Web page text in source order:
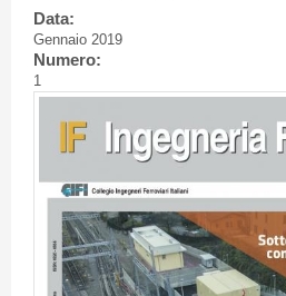
Data:
Gennaio 2019
Numero:
1